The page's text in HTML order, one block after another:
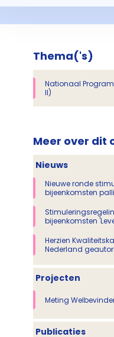
Thema('s)
Nationaal
II)
Meer over dit
Nieuws
Nieuwe ronde
bijeenkomsten
bijeenkomsten
Herzien
Nederland
Projecten
Meting
Publicaties